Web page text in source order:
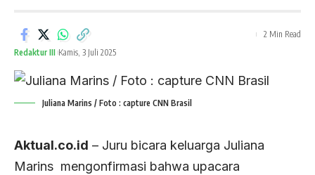
Redaktur III Kamis, 3 Juli 2025
2 Min Read
Juliana Marins / Foto : capture CNN Brasil
Aktual.co.id – Juru bicara keluarga Juliana
Marins mengonfirmasi bahwa upacara